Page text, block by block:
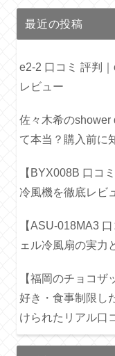
最近の投稿
e2-2 口コミ 評判
レビュー
佐々木希のshower
て本当？購入前に
【BYX008B 口コ
冷風機を徹底レビ
【ASU-018MA3
ェル冷風扇の実力
【福岡のチョコ
好き・食事制限し
けられたリアル口